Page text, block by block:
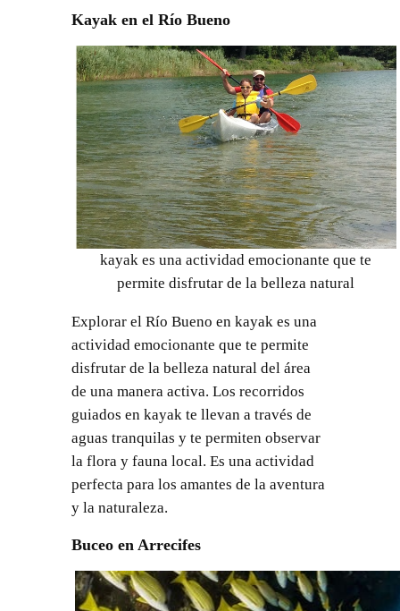
Kayak en el Río Bueno
kayak es una actividad emocionante que te
permite disfrutar de la belleza natural
Explorar el Río Bueno en kayak es una
actividad emocionante que te permite
disfrutar de la belleza natural del área
de una manera activa. Los recorridos
guiados en kayak te llevan a través de
aguas tranquilas y te permiten observar
la flora y fauna local. Es una actividad
perfecta para los amantes de la aventura
y la naturaleza.
Buceo en Arrecifes